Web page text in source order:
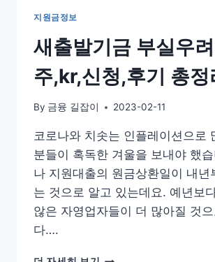
지원금정보
새출발기금 부실우
주,kr,신청,후기 총정
By 금융 길잡이 2023-02-11
코로나와 치솟는 인플레이션으로
분들이 혹독한 겨울을 보내야 했
나 지원대출의 원금상환일이 내년
는 것으로 알고 있는데요. 예년보
않은 자영업자들이 더 많아질 것
다….
새